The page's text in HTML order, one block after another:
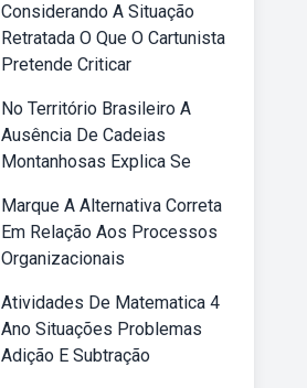
Considerando A Situação
Retratada O Que O Cartunista
Pretende Criticar
No Território Brasileiro A
Ausência De Cadeias
Montanhosas Explica Se
Marque A Alternativa Correta
Em Relação Aos Processos
Organizacionais
Atividades De Matematica 4
Ano Situações Problemas
Adição E Subtração